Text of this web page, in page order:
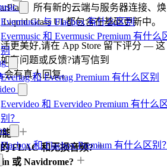
Evermusic 与 Flacbox 有什么区别
Evermusic 和 Evermusic Premium 有什么
别
Evertag 和 Evertag Premium 有什么区别
Evervideo 和 Evervideo Premium 有什么
别？
Flacbox 和 Flacbox Premium 有什么区别
、所有新的云端与服务器连接、焕
Glass UI 都包含在基础更新中。
更美好,请在 App Store 留下评分 — 这
有问题或反馈?请写信到
,会有真人回复。
?
FLAC 和无损音频?
或 Navidrome?